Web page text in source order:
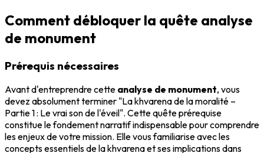
Comment débloquer la quête analyse
de monument
Prérequis nécessaires
Avant d'entreprendre cette analyse de monument, vous
devez absolument terminer "La khvarena de la moralité –
Partie 1 : Le vrai son de l'éveil". Cette quête prérequise
constitue le fondement narratif indispensable pour comprendre
les enjeux de votre mission. Elle vous familiarise avec les
concepts essentiels de la khvarena et ses implications dans